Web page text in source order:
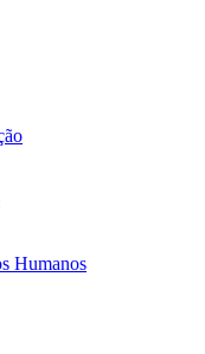
Humanos